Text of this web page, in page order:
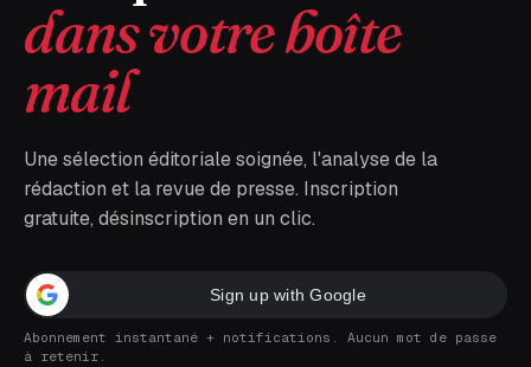
dans votre boîte
mail
Une sélection éditoriale soignée, l'analyse de la
rédaction et la revue de presse. Inscription
gratuite, désinscription en un clic.
Sign up with Google
Abonnement instantané + notifications. Aucun mot de passe
à retenir.